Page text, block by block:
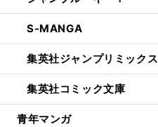
S-MANGA
集英社ジャンプリミックス
集英社コミック文庫
青年マンガ